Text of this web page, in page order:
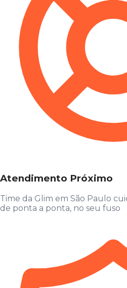
Atendimento Próximo
Time da Glim em São Paulo
de ponta a ponta, no seu fuso